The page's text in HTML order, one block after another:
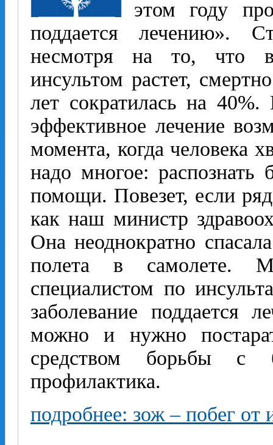
этом году
поддается лечению».
несмотря на то, что
инсультом растет,
лет сократилась на
эффективное лечение
момента, когда человека
надо многое: распознать
помощи. Повезет, если
как наш министр
Она неоднократно
полета в самолете.
специалистом по
заболевание
можно и нужно
средством борьбы с
профилактика.
подробнее: зож – побег от